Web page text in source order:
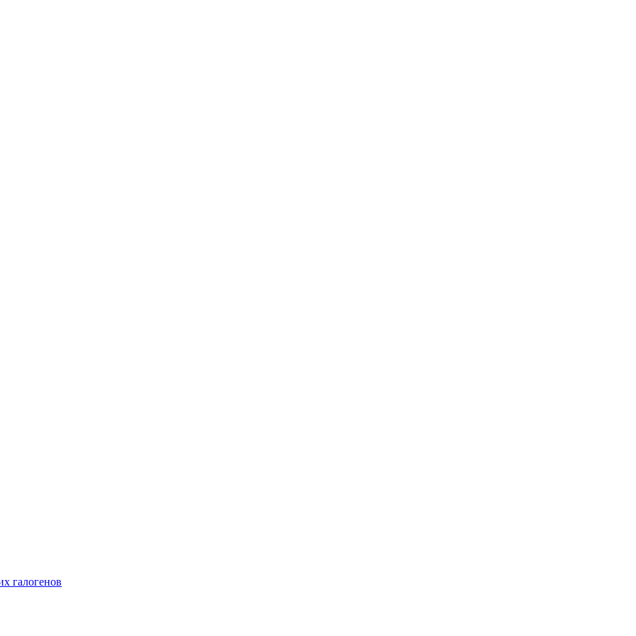
галогенов